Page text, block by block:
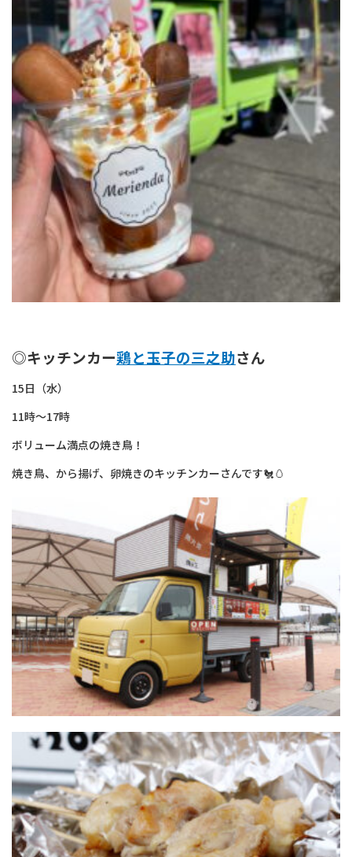
◎キッチンカー鶏と玉子の三之助さん
15日（水）
11時～17時
ボリューム満点の焼き鳥！
焼き鳥、から揚げ、卵焼きのキッチンカーさんです🐔🥚